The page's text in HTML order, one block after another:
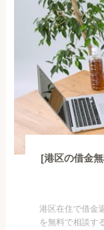
[港区の借金
港区在住で借金
を無料で相談す